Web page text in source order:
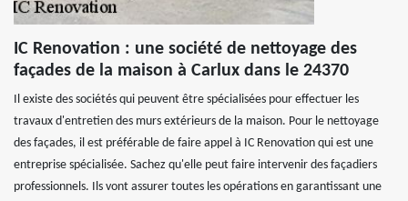
IC Renovation : une société de nettoyage des
façades de la maison à Carlux dans le 24370
Il existe des sociétés qui peuvent être spécialisées pour effectuer les
travaux d'entretien des murs extérieurs de la maison. Pour le nettoyage
des façades, il est préférable de faire appel à IC Renovation qui est une
entreprise spécialisée. Sachez qu'elle peut faire intervenir des façadiers
professionnels. Ils vont assurer toutes les opérations en garantissant une